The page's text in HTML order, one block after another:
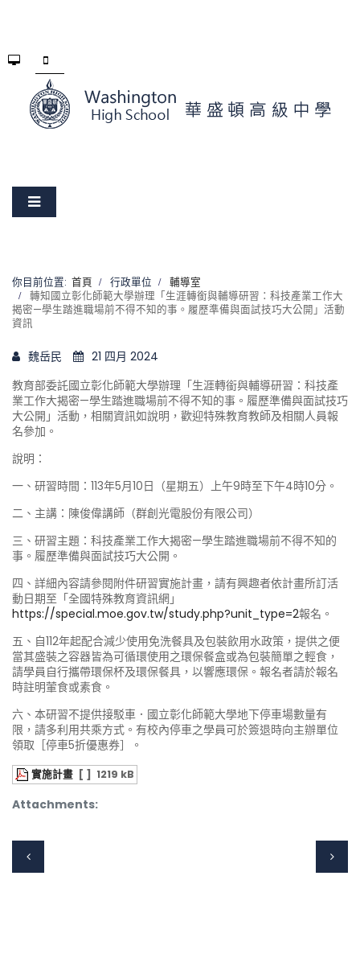
你目前位置: 首頁 行政單位
輔導室
轉知國立彰化師範大學辦理「生涯轉銜與輔導研習：科技產業工作大
揭密—學生踏進職場前不得不知的事。履歷準備與面試技巧大公開」活動
資訊
魏岳民
21 四月 2024
教育部委託國立彰化師範大學辦理「生涯轉銜與輔導研習：科技產
業工作大揭密—學生踏進職場前不得不知的事。履歷準備與面試技巧
大公開」活動，相關資訊如說明，歡迎特殊教育教師及相關人員報
名參加。
說明：
一、研習時間：113年5月10日（星期五）上午9時至下午4時10分。
二、主講：陳俊偉講師（群創光電股份有限公司）
三、研習主題：科技產業工作大揭密—學生踏進職場前不得不知的
事。履歷準備與面試技巧大公開。
四、詳細內容請參閱附件研習實施計畫，請有興趣者依計畫所訂活
動日期至「全國特殊教育資訊網」
https://special.moe.gov.tw/study.php?unit_type=2報名。
五、自112年起配合減少使用免洗餐具及包裝飲用水政策，提供之便
當其盛裝之容器皆為可循環使用之環保餐盒或為包裝簡單之輕食，
請學員自行攜帶環保杯及環保餐具，以響應環保。報名者請於報名
時註明葷食或素食。
六、本研習不提供接駁車．國立彰化師範大學地下停車場數量有
限，請多利用共乘方式。有校內停車之學員可於簽退時向主辦單位
領取［停車5折優惠券］。
Attachments:
實施計畫 [ ] 1219 kB